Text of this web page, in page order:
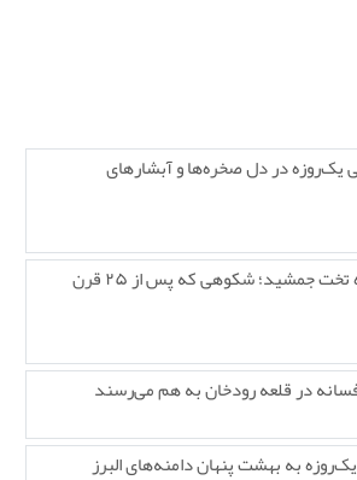
یک‌روزه در دل صخره‌ها و آبشارهای
۱۰ حقیقت جالب درباره تخت جمشید؛ شکوهی که پس از ۲۵ قرن
در قلعه رودخان به هم می‌رسند
به بهشت پنهان دامنه‌های البرز